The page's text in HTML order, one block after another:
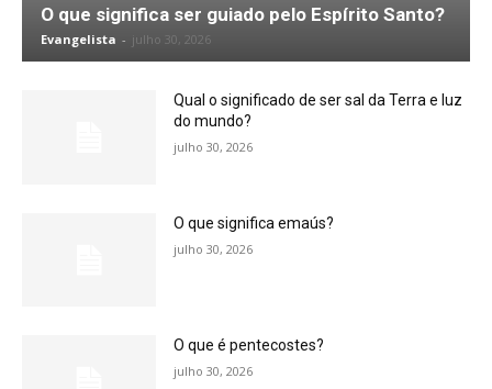
O que significa ser guiado pelo Espírito Santo?
Evangelista - julho 30, 2026
Qual o significado de ser sal da Terra e luz
do mundo?
julho 30, 2026
O que significa emaús?
julho 30, 2026
O que é pentecostes?
julho 30, 2026